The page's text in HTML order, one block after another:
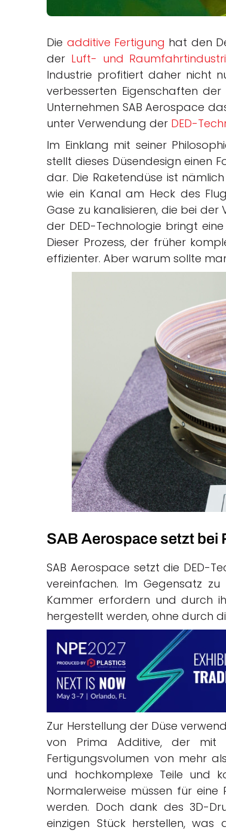
Die additive Fertigung hat den
der Luft- und
Industrie profitiert daher nicht
verbesserten Eigenschaften
Unternehmen SAB Aerospace
unter Verwendung der DED-
Im Einklang mit seiner
stellt dieses Düsendesign einen
dar. Die Raketendüse ist
wie ein Kanal am Heck des
Gase zu kanalisieren, die bei
der DED-Technologie bringt
Dieser Prozess, der früher
effizienter. Aber warum sollte
SAB Aerospace setzt bei
SAB Aerospace setzt die DED-
vereinfachen. Im Gegensatz zu
Kammer erfordern und durch
hergestellt werden, ohne durch
Zur Herstellung der Düse
von Prima Additive, der mit
Fertigungsvolumen von mehr
und hochkomplexe Teile und
Normalerweise müssen für
werden. Doch dank des 3D-
einzigen Stück herstellen, was